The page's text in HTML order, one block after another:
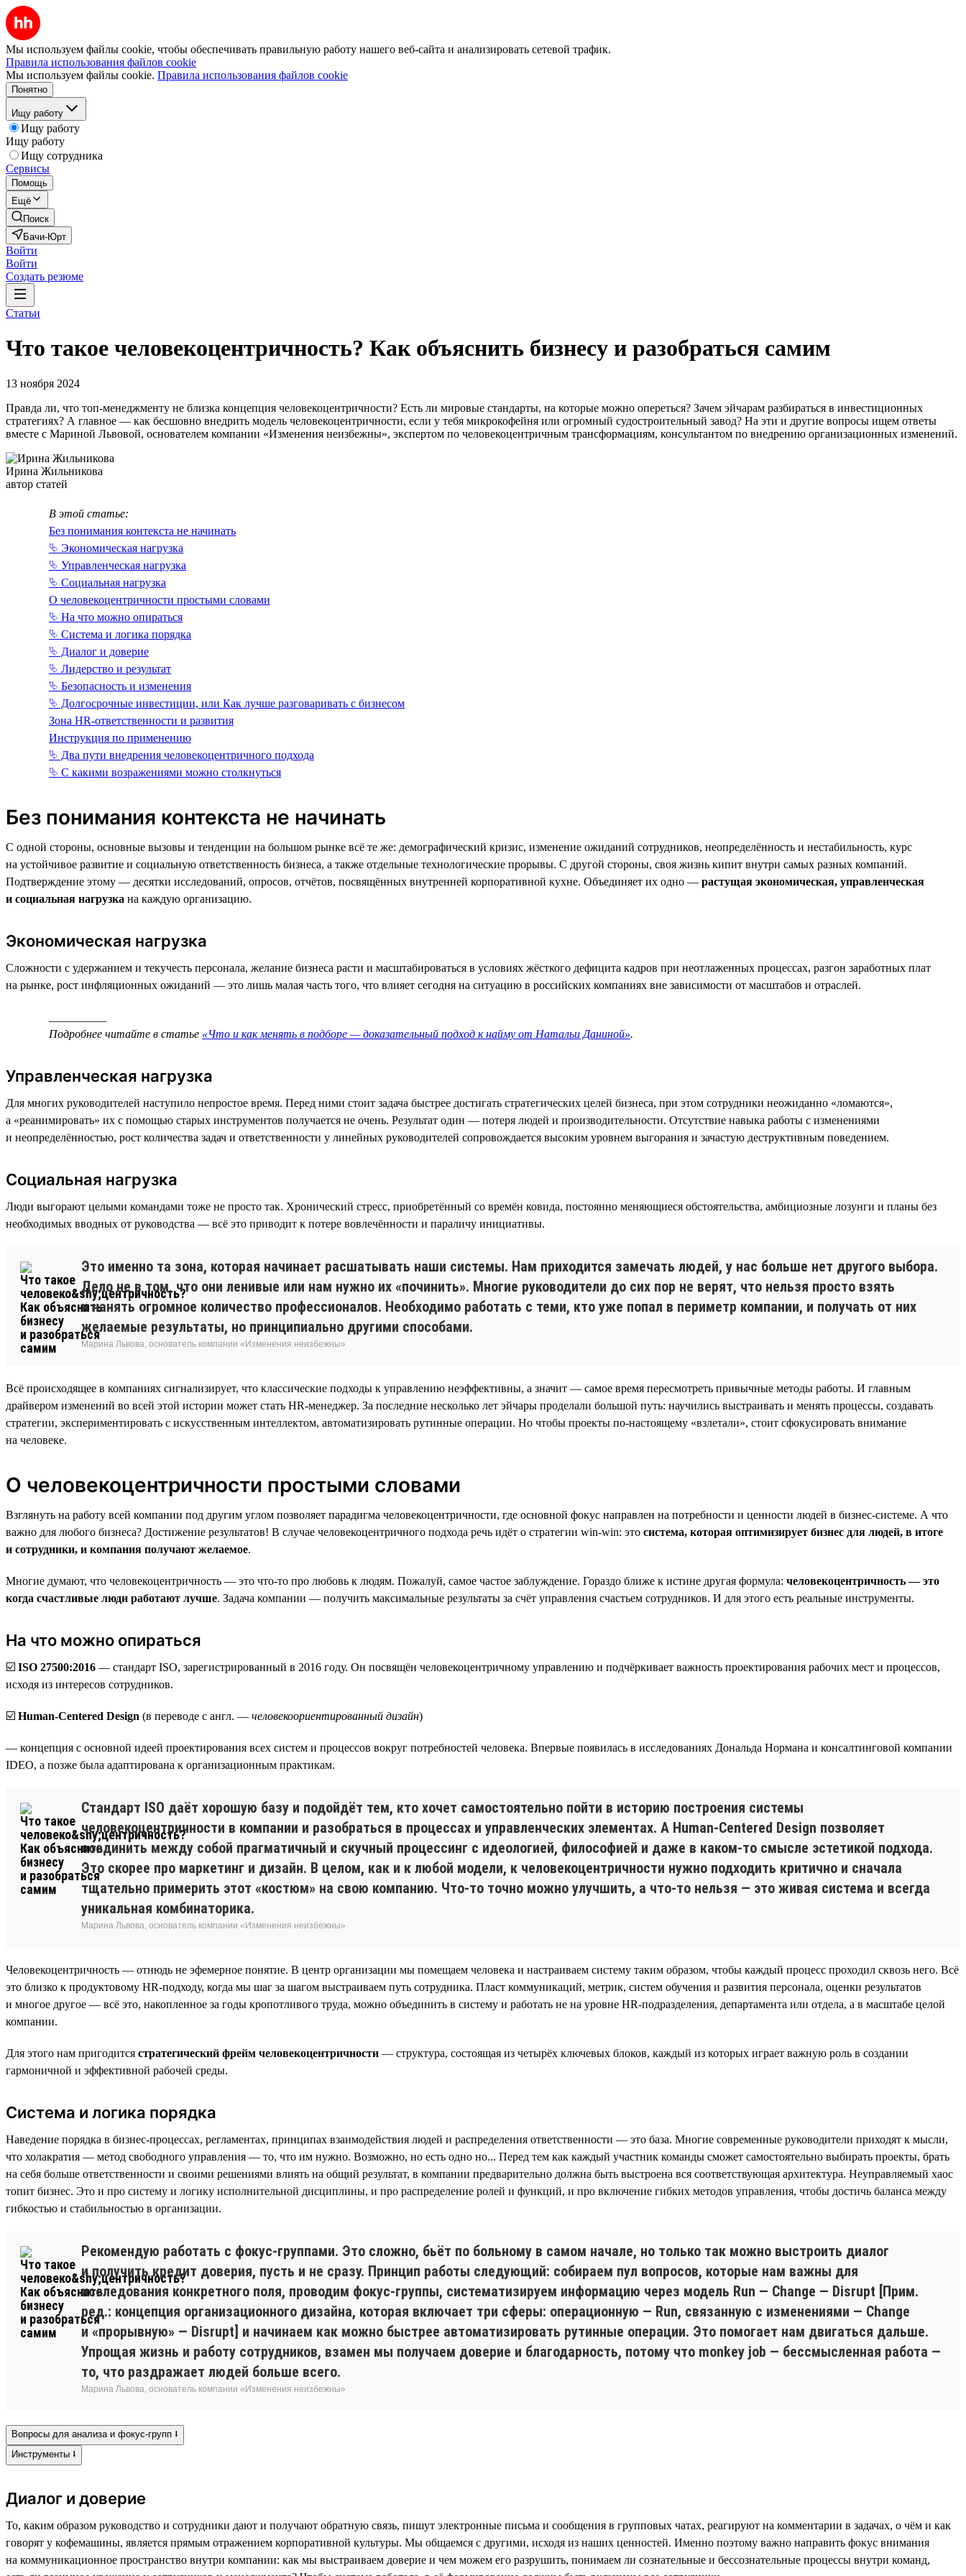
Мы используем файлы cookie, чтобы обеспечивать правильную работу нашего веб-сайта и анализировать сетевой трафик.
Правила использования файлов cookie
Мы используем файлы cookie. Правила использования файлов cookie
Понятно
Ищу работу
Ищу работу
Ищу работу
Ищу сотрудника
Сервисы
Помощь
Ещё
Поиск
Бачи-Юрт
Войти
Войти
Создать резюме
Статьи
Что такое человеко­центричность? Как объяснить бизнесу и разобраться самим
13 ноября 2024
Правда ли, что топ-менеджменту не близка концепция человекоцентричности? Есть ли мировые стандарты, на которые можно опереться? Зачем эйчарам разбираться в инвестиционных
стратегиях? А главное — как бесшовно внедрить модель человекоцентричности, если у тебя микрокофейня или огромный судостроительный завод? На эти и другие вопросы ищем ответы
вместе с Мариной Львовой, основателем компании «Изменения неизбежны», экспертом по человекоцентричным трансформациям, консультантом по внедрению организационных изменений.
Ирина Жильникова
автор статей
В этой статье:
Без понимания контекста не начинать
⮱ Экономическая нагрузка
⮱ Управленческая нагрузка
⮱ Социальная нагрузка
О человекоцентричности простыми словами
⮱ На что можно опираться
⮱ Система и логика порядка
⮱ Диалог и доверие
⮱ Лидерство и результат
⮱ Безопасность и изменения
⮱ Долгосрочные инвестиции, или Как лучше разговаривать с бизнесом
Зона HR-ответственности и развития
Инструкция по применению
⮱ Два пути внедрения человекоцентричного подхода
⮱ С какими возражениями можно столкнуться
Без понимания контекста не начинать
С одной стороны, основные вызовы и тенденции на большом рынке всё те же: демографический кризис, изменение ожиданий сотрудников, неопределённость и нестабильность, курс
на устойчивое развитие и социальную ответственность бизнеса, а также отдельные технологические прорывы. С другой стороны, своя жизнь кипит внутри самых разных компаний.
Подтверждение этому — десятки исследований, опросов, отчётов, посвящённых внутренней корпоративной кухне. Объединяет их одно — растущая экономическая, управленческая
и социальная нагрузка на каждую организацию.
Экономическая нагрузка
Сложности с удержанием и текучесть персонала, желание бизнеса расти и масштабироваться в условиях жёсткого дефицита кадров при неотлаженных процессах, разгон заработных плат
на рынке, рост инфляционных ожиданий — это лишь малая часть того, что влияет сегодня на ситуацию в российских компаниях вне зависимости от масштабов и отраслей.
Подробнее читайте в статье «Что и как менять в подборе — доказательный подход к найму от Натальи Даниной».
Управленческая нагрузка
Для многих руководителей наступило непростое время. Перед ними стоит задача быстрее достигать стратегических целей бизнеса, при этом сотрудники неожиданно «ломаются»,
а «реанимировать» их с помощью старых инструментов получается не очень. Результат один — потеря людей и производительности. Отсутствие навыка работы с изменениями
и неопределённостью, рост количества задач и ответственности у линейных руководителей сопровождается высоким уровнем выгорания и зачастую деструктивным поведением.
Социальная нагрузка
Люди выгорают целыми командами тоже не просто так. Хронический стресс, приобретённый со времён ковида, постоянно меняющиеся обстоятельства, амбициозные лозунги и планы без
необходимых вводных от руководства — всё это приводит к потере вовлечённости и параличу инициативы.
Это именно та зона, которая начинает расшатывать наши системы. Нам приходится замечать людей, у нас больше нет другого выбора.
Дело не в том, что они ленивые или нам нужно их «починить». Многие руководители до сих пор не верят, что нельзя просто взять
и нанять огромное количество профессионалов. Необходимо работать с теми, кто уже попал в периметр компании, и получать от них
желаемые результаты, но принципиально другими способами.
Марина Львова, основатель компании «Изменения неизбежны»
Всё происходящее в компаниях сигнализирует, что классические подходы к управлению неэффективны, а значит — самое время пересмотреть привычные методы работы. И главным
драйвером изменений во всей этой истории может стать HR-менеджер. За последние несколько лет эйчары проделали большой путь: научились выстраивать и менять процессы, создавать
стратегии, экспериментировать с искусственным интеллектом, автоматизировать рутинные операции. Но чтобы проекты по-настоящему «взлетали», стоит сфокусировать внимание
на человеке.
О человекоцентричности простыми словами
Взглянуть на работу всей компании под другим углом позволяет парадигма человекоцентричности, где основной фокус направлен на потребности и ценности людей в бизнес-системе. А что
важно для любого бизнеса? Достижение результатов! В случае человекоцентричного подхода речь идёт о стратегии win-win: это система, которая оптимизирует бизнес для людей, в итоге
и сотрудники, и компания получают желаемое.
Многие думают, что человекоцентричность — это что-то про любовь к людям. Пожалуй, самое частое заблуждение. Гораздо ближе к истине другая формула: человекоцентричность — это
когда счастливые люди работают лучше. Задача компании — получить максимальные результаты за счёт управления счастьем сотрудников. И для этого есть реальные инструменты.
На что можно опираться
☑️ ISO 27500:2016 — стандарт ISO, зарегистрированный в 2016 году. Он посвящён человекоцентричному управлению и подчёркивает важность проектирования рабочих мест и процессов,
исходя из интересов сотрудников.
☑️ Human-Centered Design (в переводе с англ. — человекоориентированный дизайн)
— концепция с основной идеей проектирования всех систем и процессов вокруг потребностей человека. Впервые появилась в исследованиях Дональда Нормана и консалтинговой компании
IDEO, а позже была адаптирована к организационным практикам.
Стандарт ISO даёт хорошую базу и подойдёт тем, кто хочет самостоятельно пойти в историю построения системы
человекоцентричности в компании и разобраться в процессах и управленческих элементах. А Human-Centered Design позволяет
соединить между собой прагматичный и скучный процессинг с идеологией, философией и даже в каком-то смысле эстетикой подхода.
Это скорее про маркетинг и дизайн. В целом, как и к любой модели, к человекоцентричности нужно подходить критично и сначала
тщательно примерить этот «костюм» на свою компанию. Что-то точно можно улучшить, а что-то нельзя — это живая система и всегда
уникальная комбинаторика.
Марина Львова, основатель компании «Изменения неизбежны»
Человекоцентричность — отнюдь не эфемерное понятие. В центр организации мы помещаем человека и настраиваем систему таким образом, чтобы каждый процесс проходил сквозь него. Всё
это близко к продуктовому HR-подходу, когда мы шаг за шагом выстраиваем путь сотрудника. Пласт коммуникаций, метрик, систем обучения и развития персонала, оценки результатов
и многое другое — всё это, накопленное за годы кропотливого труда, можно объединить в систему и работать не на уровне HR-подразделения, департамента или отдела, а в масштабе целой
компании.
Для этого нам пригодится стратегический фрейм человекоцентричности — структура, состоящая из четырёх ключевых блоков, каждый из которых играет важную роль в создании
гармоничной и эффективной рабочей среды.
Система и логика порядка
Наведение порядка в бизнес-процессах, регламентах, принципах взаимодействия людей и распределения ответственности — это база. Многие современные руководители приходят к мысли,
что холакратия — метод свободного управления — то, что им нужно. Возможно, но есть одно но... Перед тем как каждый участник команды сможет самостоятельно выбирать проекты, брать
на себя больше ответственности и своими решениями влиять на общий результат, в компании предварительно должна быть выстроена вся соответствующая архитектура. Неуправляемый хаос
топит бизнес. Это и про систему и логику исполнительной дисциплины, и про распределение ролей и функций, и про включение гибких методов управления, чтобы достичь баланса между
гибкостью и стабильностью в организации.
Рекомендую работать с фокус-группами. Это сложно, бьёт по больному в самом начале, но только так можно выстроить диалог
и получить кредит доверия, пусть и не сразу. Принцип работы следующий: собираем пул вопросов, которые нам важны для
исследования конкретного поля, проводим фокус-группы, систематизируем информацию через модель Run — Change — Disrupt [Прим.
ред.: концепция организационного дизайна, которая включает три сферы: операционную — Run, связанную с изменениями — Change
и «прорывную» — Disrupt] и начинаем как можно быстрее автоматизировать рутинные операции. Это помогает нам двигаться дальше.
Упрощая жизнь и работу сотрудников, взамен мы получаем доверие и благодарность, потому что monkey job — бессмысленная работа —
то, что раздражает людей больше всего.
Марина Львова, основатель компании «Изменения неизбежны»
Вопросы для анализа и фокус-групп ⭣
Инструменты ⭣
Диалог и доверие
То, каким образом руководство и сотрудники дают и получают обратную связь, пишут электронные письма и сообщения в групповых чатах, реагируют на комментарии в задачах, о чём и как
говорят у кофемашины, является прямым отражением корпоративной культуры. Мы общаемся с другими, исходя из наших ценностей. Именно поэтому важно направить фокус внимания
на коммуникационное пространство внутри компании: как мы выстраиваем доверие и чем можем его разрушить, понимаем ли сознательные и бессознательные процессы внутри команд,